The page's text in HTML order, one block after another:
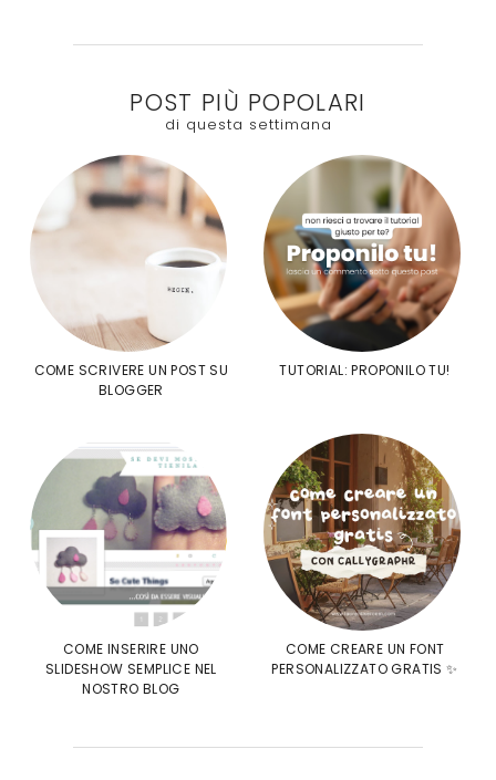
POST PIÙ POPOLARI
di questa settimana
COME SCRIVERE UN POST SU
BLOGGER
TUTORIAL: PROPONILO TU!
COME INSERIRE UNO
SLIDESHOW SEMPLICE NEL
NOSTRO BLOG
COME CREARE UN FONT
PERSONALIZZATO GRATIS ✨